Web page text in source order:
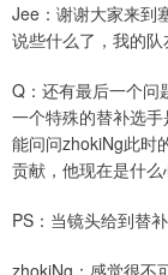
Jee：谢谢大家来到
说些什么了，我的队
Q：还有最后一个问
一个特殊的替补选
能问问zhokiNg此时
贡献，他现在是什么
PS：当镜头给到替